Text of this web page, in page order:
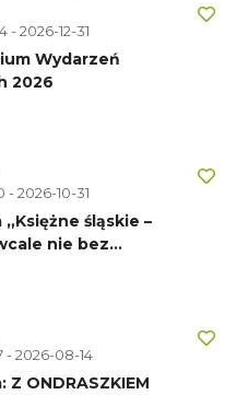
- 2026-12-31
Wydarzeń
2026
- 2026-10-31
śląskie –
nie bez
- 2026-08-14
Z ONDRASZKIEM